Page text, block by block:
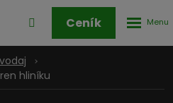
Přihlášení
zóny
Ceník
hliníku